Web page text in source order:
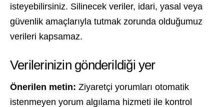
isteyebilirsiniz. Silinecek veriler, idari, yasal veya
güvenlik amaçlarıyla tutmak zorunda olduğumuz
verileri kapsamaz.
Verilerinizin gönderildiği yer
Önerilen metin: Ziyaretçi yorumları otomatik
istenmeyen yorum algılama hizmeti ile kontrol